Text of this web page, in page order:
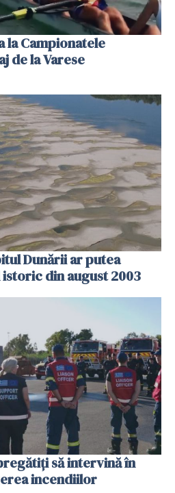
la Campionatele
de la Varese
Dunării ar putea
din august 2003
să intervină în
incendiilor